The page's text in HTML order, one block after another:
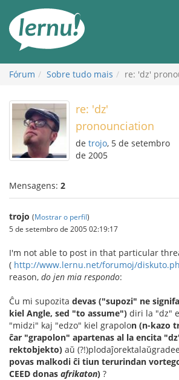
conteúdo
Fórum Sobre tudo mais re: 'dz'
re: 'dz'
pronounciation
de trojo, 5 de setembro
de 2005
Mensagens: 2
trojo (Mostrar o perfil)
5 de setembro de 2005 02:19:17
I'm not able to post in that particular
( http://www.lernu.net/forumoj/
reason, do jen mia respondo:
Ĉu mi supozita devas ("supozi" ne
kiel Angle, sed "to assume") diri la "dz"
"midzi" kaj "edzo" kiel grapolon (n-kazo
ĉar "grapolon" apartenas al la encita
rektobjekto) aŭ
povas malkodi ĉi tiun terurindan
CEED donas afrikaton) ?